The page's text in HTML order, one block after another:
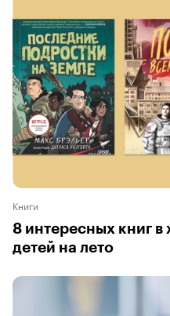
Книги
8 интересных книг
детей на лето